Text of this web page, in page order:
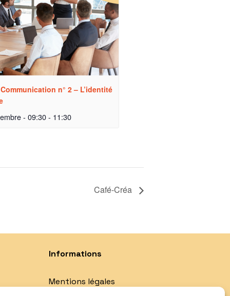
n° 2 – L’identité
- 09:30 - 11:30
Café-Créa
Informations
Mentions légales